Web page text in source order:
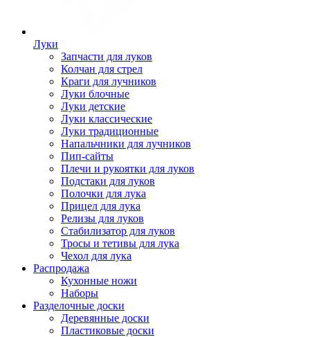
Луки
Запчасти для луков
Колчан для стрел
Краги для лучников
Луки блочные
Луки детские
Луки классические
Луки традиционные
Напальчники для лучников
Пип-сайты
Плечи и рукоятки для луков
Подстаки для луков
Полочки для лука
Прицел для лука
Релизы для луков
Стабилизатор для луков
Тросы и тетивы для лука
Чехол для лука
Распродажа
Кухонные ножи
Наборы
Разделочные доски
Деревянные доски
Пластиковые доски